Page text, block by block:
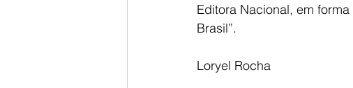
Editora Nacional, em
Brasil”.
Loryel Rocha